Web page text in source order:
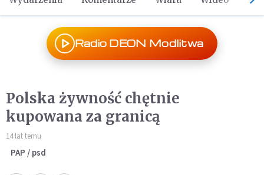
Radio DEON Modlitwa
Polska żywność chętnie
kupowana za granicą
14 lat temu
PAP / psd